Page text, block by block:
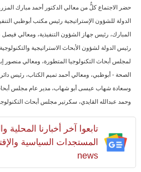
حضر الاجتماع كلٌّ من معالي الدكتور أحمد مبارك
الدولة للشؤون الإستراتيجية رئيس مكتب أبوظبي
المبارك، رئيس جهاز الشؤون التنفيذية، ومعالي فيصل
رئيس الدولة لشؤون الأبحاث الاستراتيجية والتكنولوجية
لمجلس أبحاث التكنولوجيا المتطورة، ومعالي منصور
الصحة - أبوظبي، ومعالي أحمد تميم الكتاب، رئيس
وسعادة شهاب عيسى أبو شهاب، مدير عام مجلس أبحاث
وحمد عبدالله القايدي، سكرتير مجلس أبحاث
تابعوا آخر أخبارنا المحلية
news